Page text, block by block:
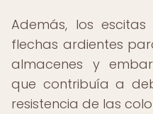
Además, los
flechas ardientes
almacenes y
que contribuía a
resistencia de las